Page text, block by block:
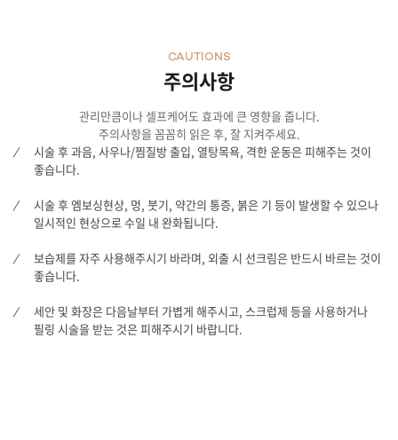
주의사항
CAUTIONS
관리만큼이나 셀프케어도 효과에 큰 영향을 줍니다.
주의사항을 꼼꼼히 읽은 후, 잘 지켜주세요.
시술 후 과음, 사우나/찜질방 출입, 열탕목욕, 격한 운동은 피해주는 것이
좋습니다.
시술 후 엠보싱현상, 멍, 붓기, 약간의 통증, 붉은 기 등이 발생할 수 있으나
일시적인 현상으로 수일 내 완화됩니다.
보습제를 자주 사용해주시기 바라며, 외출 시 선크림은 반드시 바르는 것이
좋습니다.
세안 및 화장은 다음날부터 가볍게 해주시고, 스크럽제 등을 사용하거나
필링 시술을 받는 것은 피해주시기 바랍니다.